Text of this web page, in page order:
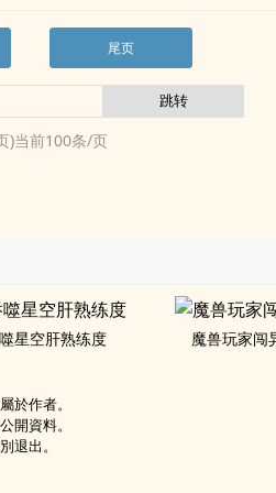
尾页
)当前100条/页
星空肝熟练度 魔兽玩家闯
於作者。
開資料。
退出。